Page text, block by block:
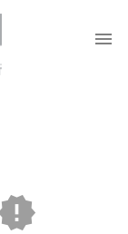
menu